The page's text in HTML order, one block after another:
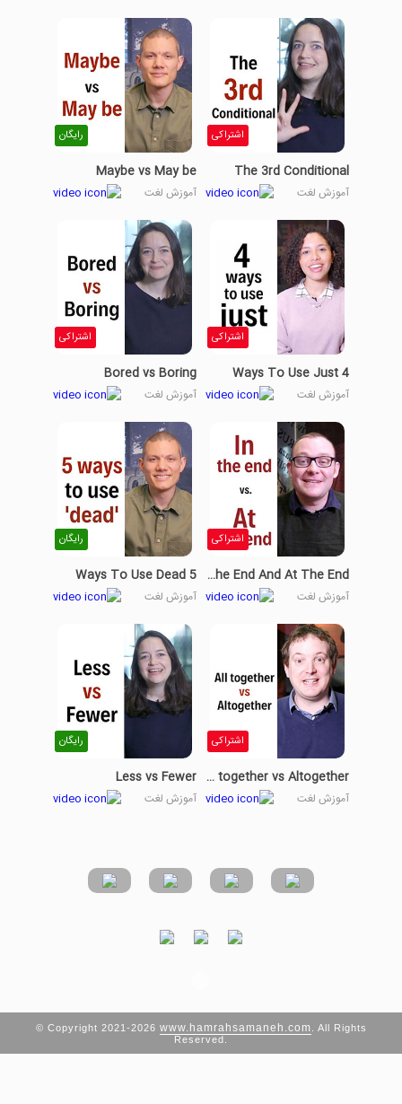
اشتراکی
The 3rd Conditional
آموزش لغت
رایگان
Maybe vs May be
آموزش لغت
اشتراکی
4 Ways To Use Just
آموزش لغت
اشتراکی
Bored vs Boring
آموزش لغت
اشتراکی
In The End And At The End
آموزش لغت
رایگان
5 Ways To Use Dead
آموزش لغت
اشتراکی
All together vs Altogether
آموزش لغت
رایگان
Less vs Fewer
آموزش لغت
© Copyright 2021-2026 www.hamrahsamaneh.com
. All Rights
Reserved.